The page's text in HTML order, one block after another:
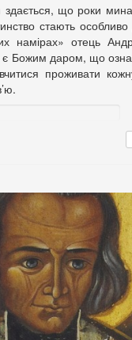
здається, що роки
стають
намірах» отець
Божим даром, що
проживати